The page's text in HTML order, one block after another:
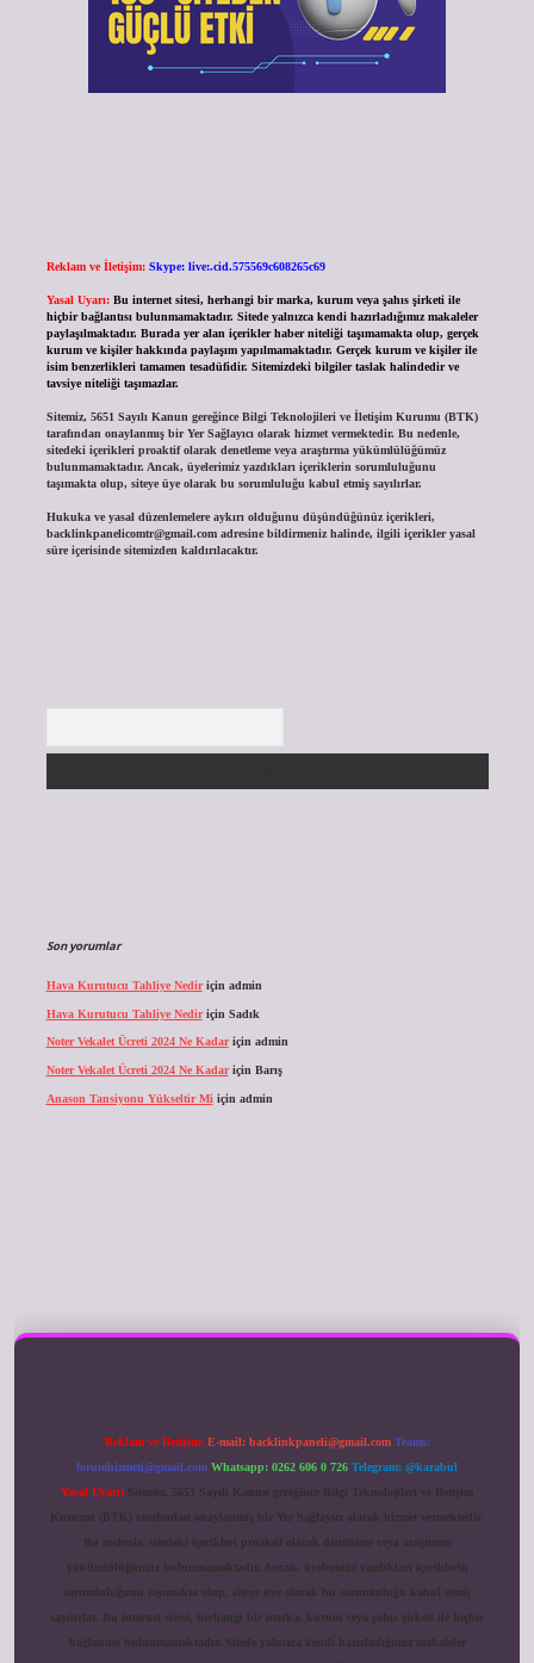
Reklam ve İletişim: Skype: live:.cid.575569c608265c69
Yasal Uyarı: Bu internet sitesi, herhangi bir marka, kurum veya şahıs şirketi ile
hiçbir bağlantısı bulunmamaktadır. Sitede yalnızca kendi hazırladığımız makaleler
paylaşılmaktadır. Burada yer alan içerikler haber niteliği taşımamakta olup, gerçek
kurum ve kişiler hakkında paylaşım yapılmamaktadır. Gerçek kurum ve kişiler ile
isim benzerlikleri tamamen tesadüfidir. Sitemizdeki bilgiler taslak halindedir ve
tavsiye niteliği taşımazlar.
Sitemiz, 5651 Sayılı Kanun gereğince Bilgi Teknolojileri ve İletişim Kurumu (BTK)
tarafından onaylanmış bir Yer Sağlayıcı olarak hizmet vermektedir. Bu nedenle,
sitedeki içerikleri proaktif olarak denetleme veya araştırma yükümlülüğümüz
bulunmamaktadır. Ancak, üyelerimiz yazdıkları içeriklerin sorumluluğunu
taşımakta olup, siteye üye olarak bu sorumluluğu kabul etmiş sayılırlar.
Hukuka ve yasal düzenlemelere aykırı olduğunu düşündüğünüz içerikleri,
backlinkpanelicomtr@gmail.comadresine bildirmeniz halinde, ilgili içerikler yasal
süre içerisinde sitemizden kaldırılacaktır.
Son yorumlar
Hava Kurutucu Tahliye Nediriçin admin
Hava Kurutucu Tahliye Nediriçin Sadık
Noter Vekalet Ücreti 2024 Ne Kadariçin admin
Noter Vekalet Ücreti 2024 Ne Kadariçin Barış
Anason Tansiyonu Yükseltir Mi için admin
Reklam ve İletişim: E-mail: backlinkpaneli@gmail.com Teams:
forumhizmeti@gmail.com Whatsapp: 0262 606 0 726 Telegram: @karabul
Yasal Uyarı: Sitemiz, 5651 Sayılı Kanun gereğince Bilgi Teknolojileri ve İletişim
Kurumu (BTK) tarafından onaylanmış bir Yer Sağlayıcı olarak hizmet vermektedir.
Bu nedenle, sitedeki içerikleri proaktif olarak denetleme veya araştırma
yükümlülüğümüz bulunmamaktadır. Ancak, üyelerimiz yazdıkları içeriklerin
sorumluluğunu taşımakta olup, siteye üye olarak bu sorumluluğu kabul etmiş
sayılırlar. Bu internet sitesi, herhangi bir marka, kurum veya şahıs şirketi ile hiçbir
bağlantısı bulunmamaktadır. Sitede yalnızca kendi hazırladığımız makaleler